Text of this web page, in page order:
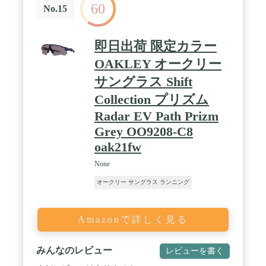
No.15 60
即日出荷 限定カラー
OAKLEY オークリー
サングラス Shift
Collection プリズム
Radar EV Path Prizm
Grey OO9208-C8
oak21fw
None
オークリー サングラス ランニング
Amazonで詳しく見る
みんなのレビュー レビューを書く